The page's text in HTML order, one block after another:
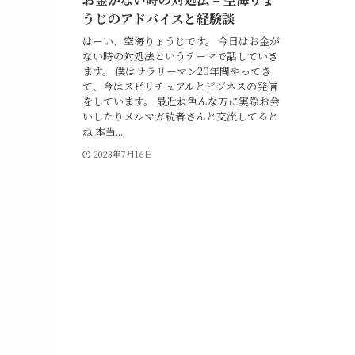
うじのアドバイスと経験談
はーい、空海りょうじです。 今日はお金が
ない時の対処法というテーマで話していき
ます。 僕はサラリーマン20年間やってき
て、今はスピリチュアルとビジネスの発信
をしています。 最近ね色んな方に実際お会
いしたりメルマガ読者さんと交流してると
ね 本当...
2023年7月16日